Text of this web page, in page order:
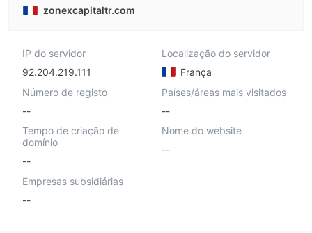
zonexcapitaltr.com
IP do servidor
92.204.219.111
Localização do servidor
França
Número de registo
--
Países/áreas mais visitados
--
Tempo de criação de
domínio
--
Nome do website
--
Empresas subsidiárias
--